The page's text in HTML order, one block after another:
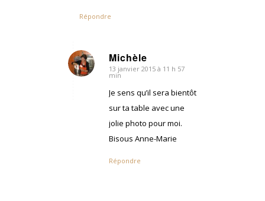
Répondre
Michèle
dit
13 janvier 2015 à 11 h 57
min
Je sens qu’il sera bientôt
sur ta table avec une
jolie photo pour moi.
Bisous Anne-Marie
Répondre